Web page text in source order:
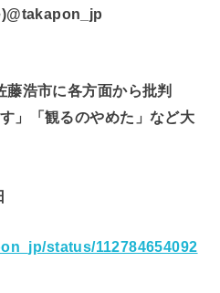
藤浩市に各方面から批判
」「観るのやめた」など大
status/112784654092